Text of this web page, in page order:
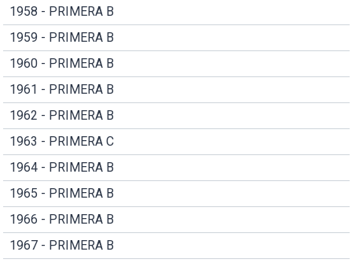
1958 - PRIMERA B
1959 - PRIMERA B
1960 - PRIMERA B
1961 - PRIMERA B
1962 - PRIMERA B
1963 - PRIMERA C
1964 - PRIMERA B
1965 - PRIMERA B
1966 - PRIMERA B
1967 - PRIMERA B